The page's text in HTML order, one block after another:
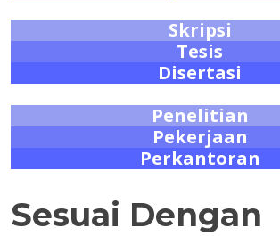
Skripsi
Tesis
Disertasi
Penelitian
Pekerjaan
Perkantoran
Sesuai Dengan